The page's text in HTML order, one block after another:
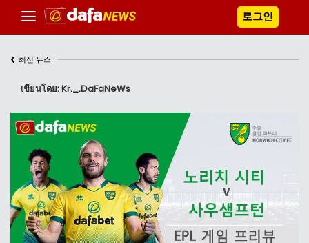
로그인
‹ 최신 뉴스
เขียนโดย: Kr._.DaFaNeWs